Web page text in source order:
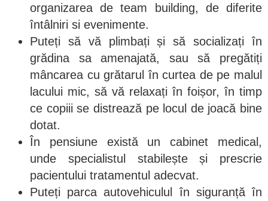
organizarea de team building, de diferite
întâlniri si evenimente.
Puteți să vă plimbați și să socializați în
grădina sa amenajată, sau să pregătiți
mâncarea cu grătarul în curtea de pe malul
lacului mic, să vă relaxați în foișor, în timp
ce copiii se distrează pe locul de joacă bine
dotat.
În pensiune există un cabinet medical,
unde specialistul stabilește și prescrie
pacientului tratamentul adecvat.
Puteți parca autovehiculul în siguranță în